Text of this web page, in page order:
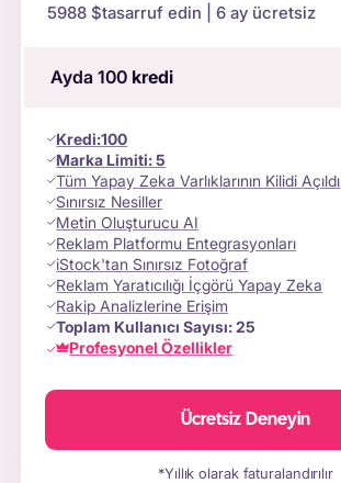
5988 $tasarruf edin | 6 ay ücretsiz
Ayda 100 kredi
Kredi:100
Marka Limiti:5
Tüm Yapay Zeka Varlıklarının Kilidi Açıldı
Sınırsız Nesiller
Metin Oluşturucu AI
Reklam Platformu Entegrasyonları
iStock'tan Sınırsız Fotoğraf
Reklam Yaratıcılığı İçgörü Yapay Zeka
Rakip Analizlerine Erişim
Toplam Kullanıcı Sayısı:25
Profesyonel Özellikler
Ücretsiz Deneyin
*Yıllık olarak faturalandırılır